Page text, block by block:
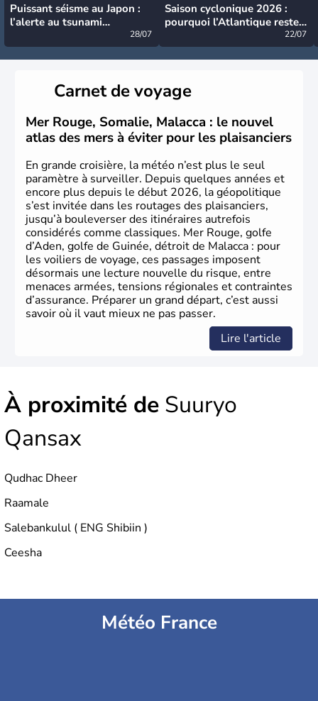
Puissant séisme au Japon :
l’alerte au tsunami
28/07
Saison cyclonique 2026 :
pourquoi l’Atlantique reste
22/07
Carnet de voyage
Mer Rouge, Somalie, Malacca : le nouvel
atlas des mers à éviter pour les plaisanciers
En grande croisière, la météo n’est plus le seul
paramètre à surveiller. Depuis quelques années et
encore plus depuis le début 2026, la géopolitique
s’est invitée dans les routages des plaisanciers,
jusqu’à bouleverser des itinéraires autrefois
considérés comme classiques. Mer Rouge, golfe
d’Aden, golfe de Guinée, détroit de Malacca : pour
les voiliers de voyage, ces passages imposent
désormais une lecture nouvelle du risque, entre
menaces armées, tensions régionales et contraintes
d’assurance. Préparer un grand départ, c’est aussi
savoir où il vaut mieux ne pas passer.
Lire l'article
À proximité de Suuryo
Qansax
Qudhac Dheer
Raamale
Salebankulul ( ENG Shibiin )
Ceesha
Météo France